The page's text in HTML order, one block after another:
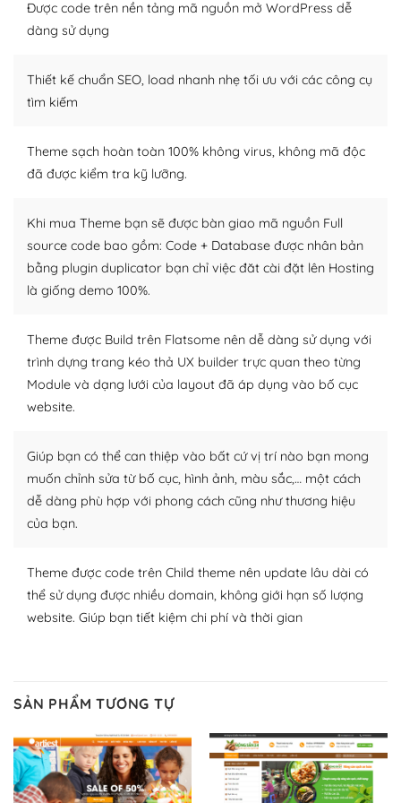
thiết kế tốt, bạn có thể tự sửa đổi. Nếu không bạn có thể
tìm kiếm chúng trên Internet hoặc nhờ chuyên gia.
– Sở hữu một cộng đồng lớn, sẵn sàng hỗ trợ
khổng lồ được kiểm duyệt bởi các nhân viên và những
người cuồng tín WordPress.
Nếu bạn gặp khó khăn, bạn có thể lên mạng và tìm
kiếm những cộng đồng WordPress, họ sẽ giúp bạn trả
lời, giải đáp vấn đề của bạn.
Cộng đồng sử dụng WordPress sẵn sàng hỗ trợ bạn
– Đa dạng plugin và themes
Plugin mở rộng là thành phần cài đặt thêm vào
WordPress để tăng thêm các tính năng cần thiết. Có
nhiều plugin trả phí hoặc miễn phí.
Nhờ lượng người dùng đông đảo, thư viện themes và
plugin của WordPress rất phong phú. Bạn có thể thỏa
thích chọn lựa plugin và themes phù hợp cho mục đích
lập website của mình.
– Dễ sử dụng
Với mọi Hosting bất kỳ thì WordPress đều có thể dễ
Và bạn có toàn quyền tự do khi quyết định nơi lưu trữ
trang web WordPress của bạn.
Dễ dàng lựa chọn Hosting cho website WordPress
Được code trên nền tảng mã nguồn mở WordPress dễ
dàng sử dụng
Thiết kế chuẩn SEO, load nhanh nhẹ tối ưu với các công cụ
tìm kiếm
Theme sạch hoàn toàn 100% không virus, không mã độc
đã được kiểm tra kỹ lưỡng.
Khi mua Theme bạn sẽ được bàn giao mã nguồn Full
source code bao gồm: Code + Database được nhân bản
bằng plugin duplicator bạn chỉ việc đăt cài đặt lên Hosting
là giống demo 100%.
Theme được Build trên Flatsome nên dễ dàng sử dụng với
trình dựng trang kéo thả UX builder trực quan theo từng
Module và dạng lưới của layout đã áp dụng vào bố cục
website.
Giúp bạn có thể can thiệp vào bất cứ vị trí nào bạn mong
muốn chỉnh sửa từ bố cục, hình ảnh, màu sắc,… một cách
dễ dàng phù hợp với phong cách cũng như thương hiệu
của bạn.
Theme được code trên Child theme nên update lâu dài có
thể sử dụng được nhiều domain, không giới hạn số lượng
website. Giúp bạn tiết kiệm chi phí và thời gian
SẢN PHẨM TƯƠNG TỰ